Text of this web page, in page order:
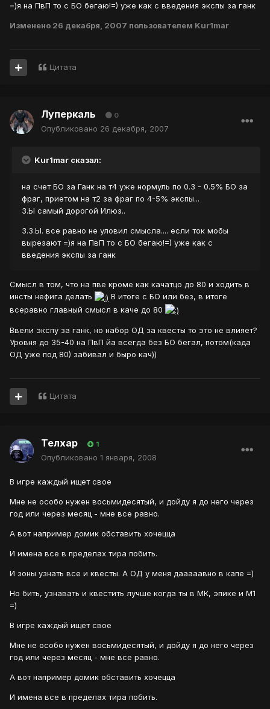
=)я на ПвП то с БО бегаю!=) уже как с введения экспы за ганк
Изменено 26 декабря, 2007 пользователем Kur1mar
Цитата
Луперкаль 0
Опубликовано 26 декабря, 2007
Kur1mar сказал:
на счет БО за Ганк на т4 уже нормуль по 0.3 - 0.5% БО за
фраг, приетом на т2 за фраг по 4-5% экспы...
З.Ы самый дорогой Илюз..
З.З.Ы. все равно не уловил смысла.... если ток мобы
вырезают =)я на ПвП то с БО бегаю!=) уже как с
введения экспы за ганк
Смысл в том, что на пве кроме как качатцо до 80 и ходить в
инсты нефига делать
В итоге с БО или без, в итоге
всеравно главный смысл в каче до 80
Ввели экспу за ганк, но набор ОД за квесты то это не влияет?
Уровня до 35-40 на ПвП йа всегда без БО бегал, потом(када
ОД уже под 80) забивал и быро кач))
Цитата
Телхар 1
Опубликовано 1 января, 2008
В игре каждый ищет свое
Мне не особо нужен восьмидесятый, и дойду я до него через
год или через месяц - мне все равно.
А вот например домик обставить хочецца
И имена все в пределах тира побить.
И зоны узнать все и квесты. А ОД у меня дааааавно в капе =)
Но бить, узнавать и квестить лучше когда ты в МК, эпике и М1
=)
В игре каждый ищет свое
Мне не особо нужен восьмидесятый, и дойду я до него через
год или через месяц - мне все равно.
А вот например домик обставить хочецца
И имена все в пределах тира побить.